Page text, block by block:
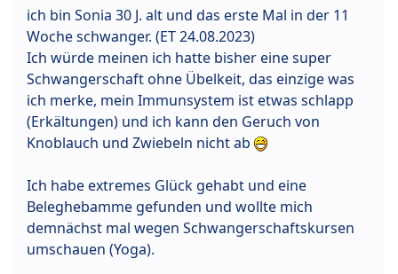
ich bin Sonia 30 J. alt und das erste Mal in der 11
Woche schwanger. (ET 24.08.2023)
Ich würde meinen ich hatte bisher eine super
Schwangerschaft ohne Übelkeit, das einzige was
ich merke, mein Immunsystem ist etwas schlapp
(Erkältungen) und ich kann den Geruch von
Knoblauch und Zwiebeln nicht ab
Ich habe extremes Glück gehabt und eine
Beleghebamme gefunden und wollte mich
demnächst mal wegen Schwangerschaftskursen
umschauen (Yoga).